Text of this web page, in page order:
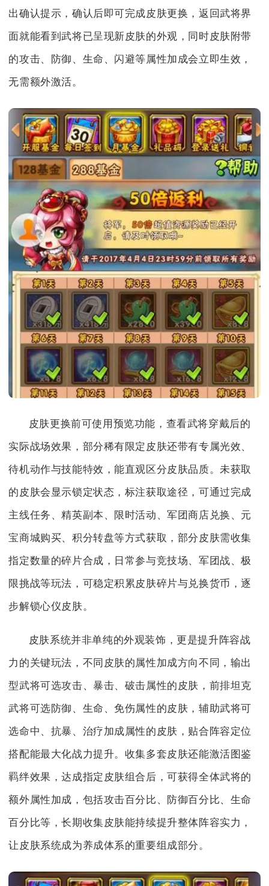
出确认提示，确认后即可完成皮肤更换，返回武将界
面就能看到武将已呈现新皮肤的外观，同时皮肤附带
的攻击、防御、生命、闪避等属性加成会立即生效，
无需额外激活。
皮肤更换前可使用预览功能，查看武将穿戴后的
实际战场效果，部分稀有限定皮肤还带有专属光效、
待机动作与技能特效，能直观区分皮肤品质。未获取
的皮肤会显示锁定状态，标注获取途径，可通过完成
主线任务、精英副本、限时活动、军团商店兑换、元
宝商城购买、积分转盘等方式获取，部分皮肤需收集
指定数量的碎片合成，日常参与竞技场、军团战、极
限挑战等玩法，可稳定积累皮肤碎片与兑换货币，逐
步解锁心仪皮肤。
皮肤系统并非单纯的外观装饰，更是提升阵容战
力的关键玩法，不同皮肤的属性加成方向不同，输出
型武将可选攻击、暴击、破击属性的皮肤，前排坦克
武将可选防御、生命、免伤属性的皮肤，辅助武将可
选命中、抗暴、治疗加成属性的皮肤，贴合阵容定位
搭配能最大化战力提升。收集多套皮肤还能激活图鉴
羁绊效果，达成指定皮肤组合后，可获得全体武将的
额外属性加成，包括攻击百分比、防御百分比、生命
百分比等，长期收集皮肤能持续提升整体阵容实力，
让皮肤系统成为养成体系的重要组成部分。